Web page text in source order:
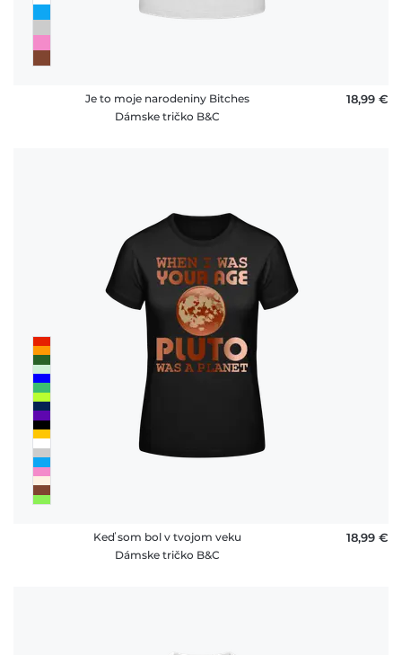
Je to moje narodeniny Bitches
Dámske tričko B&C
18,99 €
Keď som bol v tvojom veku
Dámske tričko B&C
18,99 €